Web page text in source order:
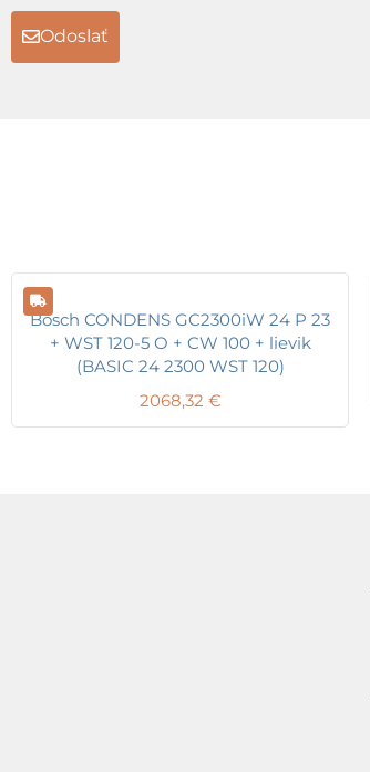
Odoslať
Bosch CONDENS GC2300iW 24 P 23
+ WST 120-5 O + CW 100 + lievik
(BASIC 24 2300 WST 120)
2068,32 €